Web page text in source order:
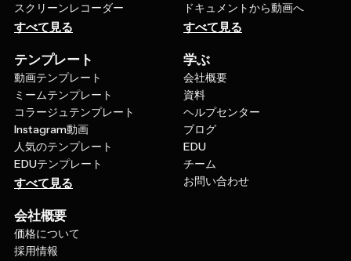
スクリーンレコーダー
すべて見る
ドキュメントから動画へ
すべて見る
テンプレート
動画テンプレート
ミームテンプレート
コラージュテンプレート
Instagram動画
人気のテンプレート
EDUテンプレート
すべて見る
学ぶ
会社概要
資料
ヘルプセンター
ブログ
EDU
チーム
お問い合わせ
会社概要
価格について
採用情報